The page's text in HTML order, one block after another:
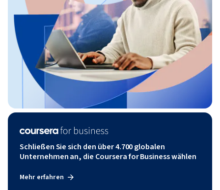
Schließen Sie sich den über 4.700 globalen
Unternehmen an, die Coursera for Business wählen
Mehr erfahren